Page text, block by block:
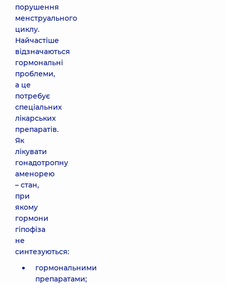
порушення
менструального
циклу.
Найчастіше
відзначаються
гормональні
проблеми,
а це
потребує
спеціальних
лікарських
препаратів.
Як
лікувати
гонадотропну
аменорею
– стан,
при
якому
гормони
гіпофіза
не
синтезуються:
гормональними
препаратами;